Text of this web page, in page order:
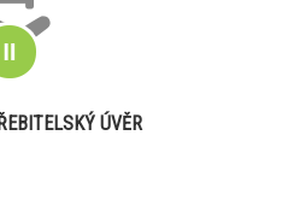
ÚVĚR